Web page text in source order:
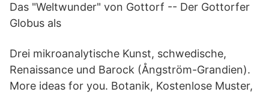
Das "Weltwunder" von Gottorf -- Der Gottorfer
Globus als
Drei mikroanalytische Kunst, schwedische,
Renaissance und Barock (Ångström-Grandien).
More ideas for you. Botanik, Kostenlose Muster,